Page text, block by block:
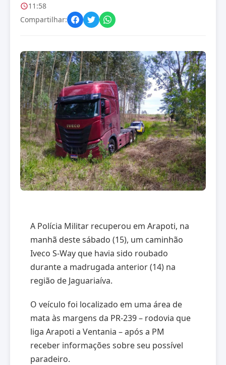
11:58
Compartilhar:
A Polícia Militar recuperou em Arapoti, na
manhã deste sábado (15), um caminhão
Iveco S-Way que havia sido roubado
durante a madrugada anterior (14) na
região de Jaguariaíva.
O veículo foi localizado em uma área de
mata às margens da PR-239 – rodovia que
liga Arapoti a Ventania – após a PM
receber informações sobre seu possível
paradeiro.